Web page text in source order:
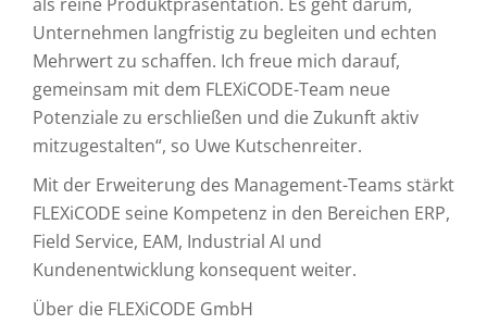
Unternehmen langfristig zu begleiten und echten
Mehrwert zu schaffen. Ich freue mich darauf,
gemeinsam mit dem FLEXiCODE-Team neue
Potenziale zu erschließen und die Zukunft aktiv
mitzugestalten“, so Uwe Kutschenreiter.
Mit der Erweiterung des Management-Teams stärkt
FLEXiCODE seine Kompetenz in den Bereichen ERP,
Field Service, EAM, Industrial AI und
Kundenentwicklung konsequent weiter.
Über die FLEXiCODE GmbH